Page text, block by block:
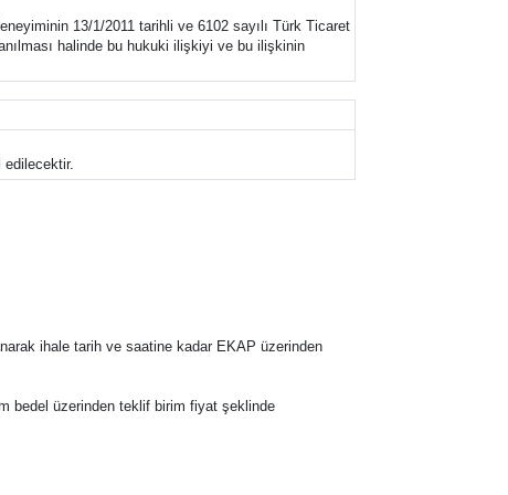
13/1/2011 tarihli ve 6102 sayılı Türk Ticaret
halinde bu hukuki ilişkiyi ve bu ilişkinin
edilecektir.
ihale tarih ve saatine kadar EKAP üzerinden
bedel üzerinden teklif birim fiyat şeklinde